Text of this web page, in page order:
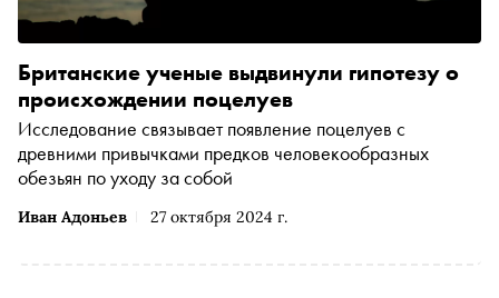
Иван Адоньев 27 октября 2024 г.
Британские ученые выдвинули гипотезу о
происхождении поцелуев
Исследование связывает появление поцелуев с
древними привычками предков человекообразных
обезьян по уходу за собой